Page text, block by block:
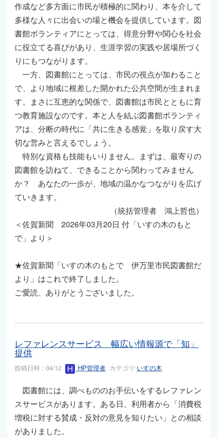
作成など多方面に市民が積極的に関わり、本を介して
多様な人々に出会いの場と機会を提供しています。図
書館ボランティアにとっては、得意分野や関心を社会
に役立てる喜びがあり、生涯学習の実践や居場所づく
りにもつながります。
一方、図書館にとっては、市民の視点が加わること
で、より地域に根差した開かれた公共空間が生まれま
す。まさに互恵的な関係で、図書館は市民とともに育
つ教育施設なのです。本と人を結ぶ図書館ボランティ
アは、分断の時代に「共に生きる感覚」を取り戻す大
切な営みと言えるでしょう。
特別な資格も技能もいりません。まずは、最寄りの
図書館を訪ねて、できることから関わってみません
か？ あなたの一歩が、地域の温かなつながりを広げ
ていきます。
（統括管理者 鴻上哲也）
＜佐賀新聞 2026年03月20日 付「いすの木のもと
で」より＞
★佐賀新聞「いすの木のもとで 伊万里市民図書館だ
より」はこれで終了しました。
ご愛読、ありがとうございました。
レファレンスサービス 幅広い情報源で「知」
提供
投稿日時 : 04/12 HP管理者 カテゴリ:いすの木
図書館には、調べもののお手伝いをするレファレン
スサービスがあります。ある日、利用者から「消費税
増税に対する賛成・反対の意見を知りたい」との相談
がありました。